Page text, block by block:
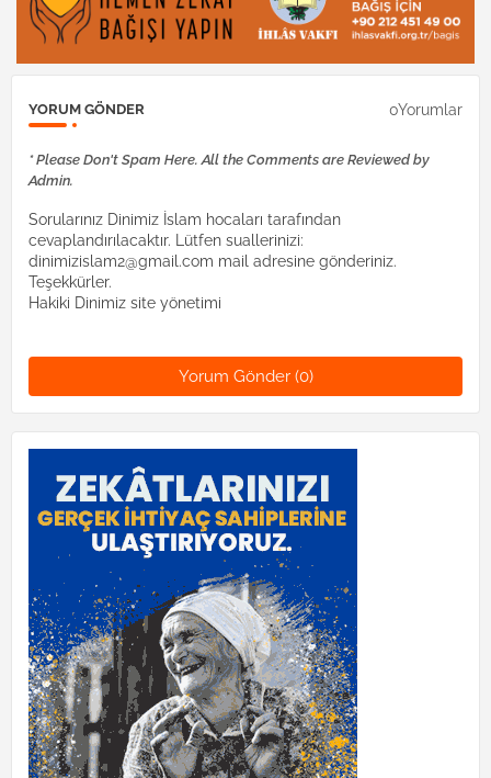
YORUM GÖNDER 0Yorumlar
* Please Don't Spam Here. All the Comments are Reviewed by
Admin.
Sorularınız Dinimiz İslam hocaları tarafından
cevaplandırılacaktır. Lütfen suallerinizi:
dinimizislam2@gmail.com mail adresine gönderiniz.
Teşekkürler.
Hakiki Dinimiz site yönetimi
Yorum Gönder (0)